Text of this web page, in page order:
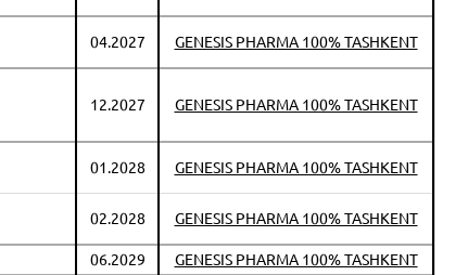
04.2027 GENESIS PHARMA 100% TASHKENT
12.2027 GENESIS PHARMA 100% TASHKENT
01.2028 GENESIS PHARMA 100% TASHKENT
02.2028 GENESIS PHARMA 100% TASHKENT
06.2029
GENESIS PHARMA 100% TASHKENT